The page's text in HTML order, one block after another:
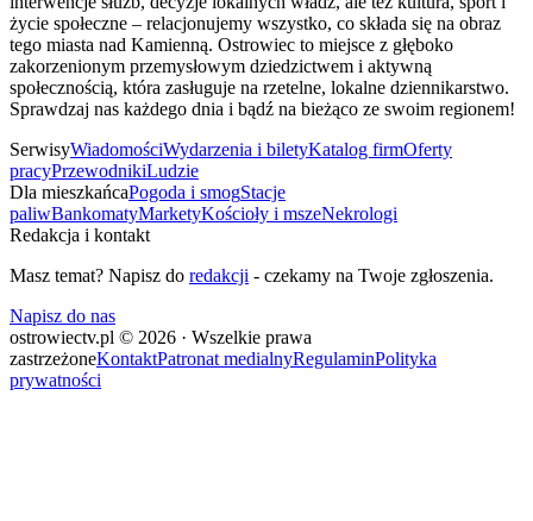
życie społeczne – relacjonujemy wszystko, co składa się na obraz
tego miasta nad Kamienną. Ostrowiec to miejsce z głęboko
zakorzenionym przemysłowym dziedzictwem i aktywną
społecznością, która zasługuje na rzetelne, lokalne dziennikarstwo.
Sprawdzaj nas każdego dnia i bądź na bieżąco ze swoim regionem!
SerwisyWiadomościWydarzenia i biletyKatalog firmOferty
pracyPrzewodnikiLudzie
Dla mieszkańcaPogoda i smogStacje
paliwBankomatyMarketyKościoły i mszeNekrologi
Redakcja i kontakt
Masz temat? Napisz do redakcji - czekamy na Twoje zgłoszenia.
Napisz do nas
ostrowiectv.pl © 2026 · Wszelkie prawa
zastrzeżoneKontaktPatronat medialnyRegulaminPolityka
prywatności